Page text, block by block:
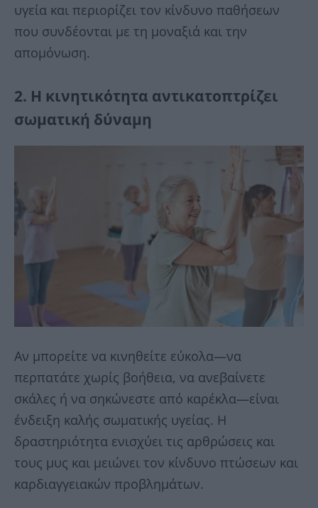
υγεία και περιορίζει τον κίνδυνο παθήσεων
που συνδέονται με τη μοναξιά και την
απομόνωση.
2. Η κινητικότητα αντικατοπτρίζει
σωματική δύναμη
Αν μπορείτε να κινηθείτε εύκολα—να
περπατάτε χωρίς βοήθεια, να ανεβαίνετε
σκάλες ή να σηκώνεστε από καρέκλα—είναι
ένδειξη καλής σωματικής υγείας. Η
δραστηριότητα ενισχύει τις αρθρώσεις και
τους μυς και μειώνει τον κίνδυνο πτώσεων και
καρδιαγγειακών προβλημάτων.